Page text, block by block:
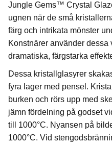
Jungle Gems™ Crystal
ugnen när de små
färg och intrikata mönster
Konstnärer använder dessa
dramatiska, färgstarka
Dessa kristallglasyrer
fyra lager med pensel.
burken och rörs upp med
jämn fördelning på godset
till 1000°C. Nyansen på
1000°C. Vid